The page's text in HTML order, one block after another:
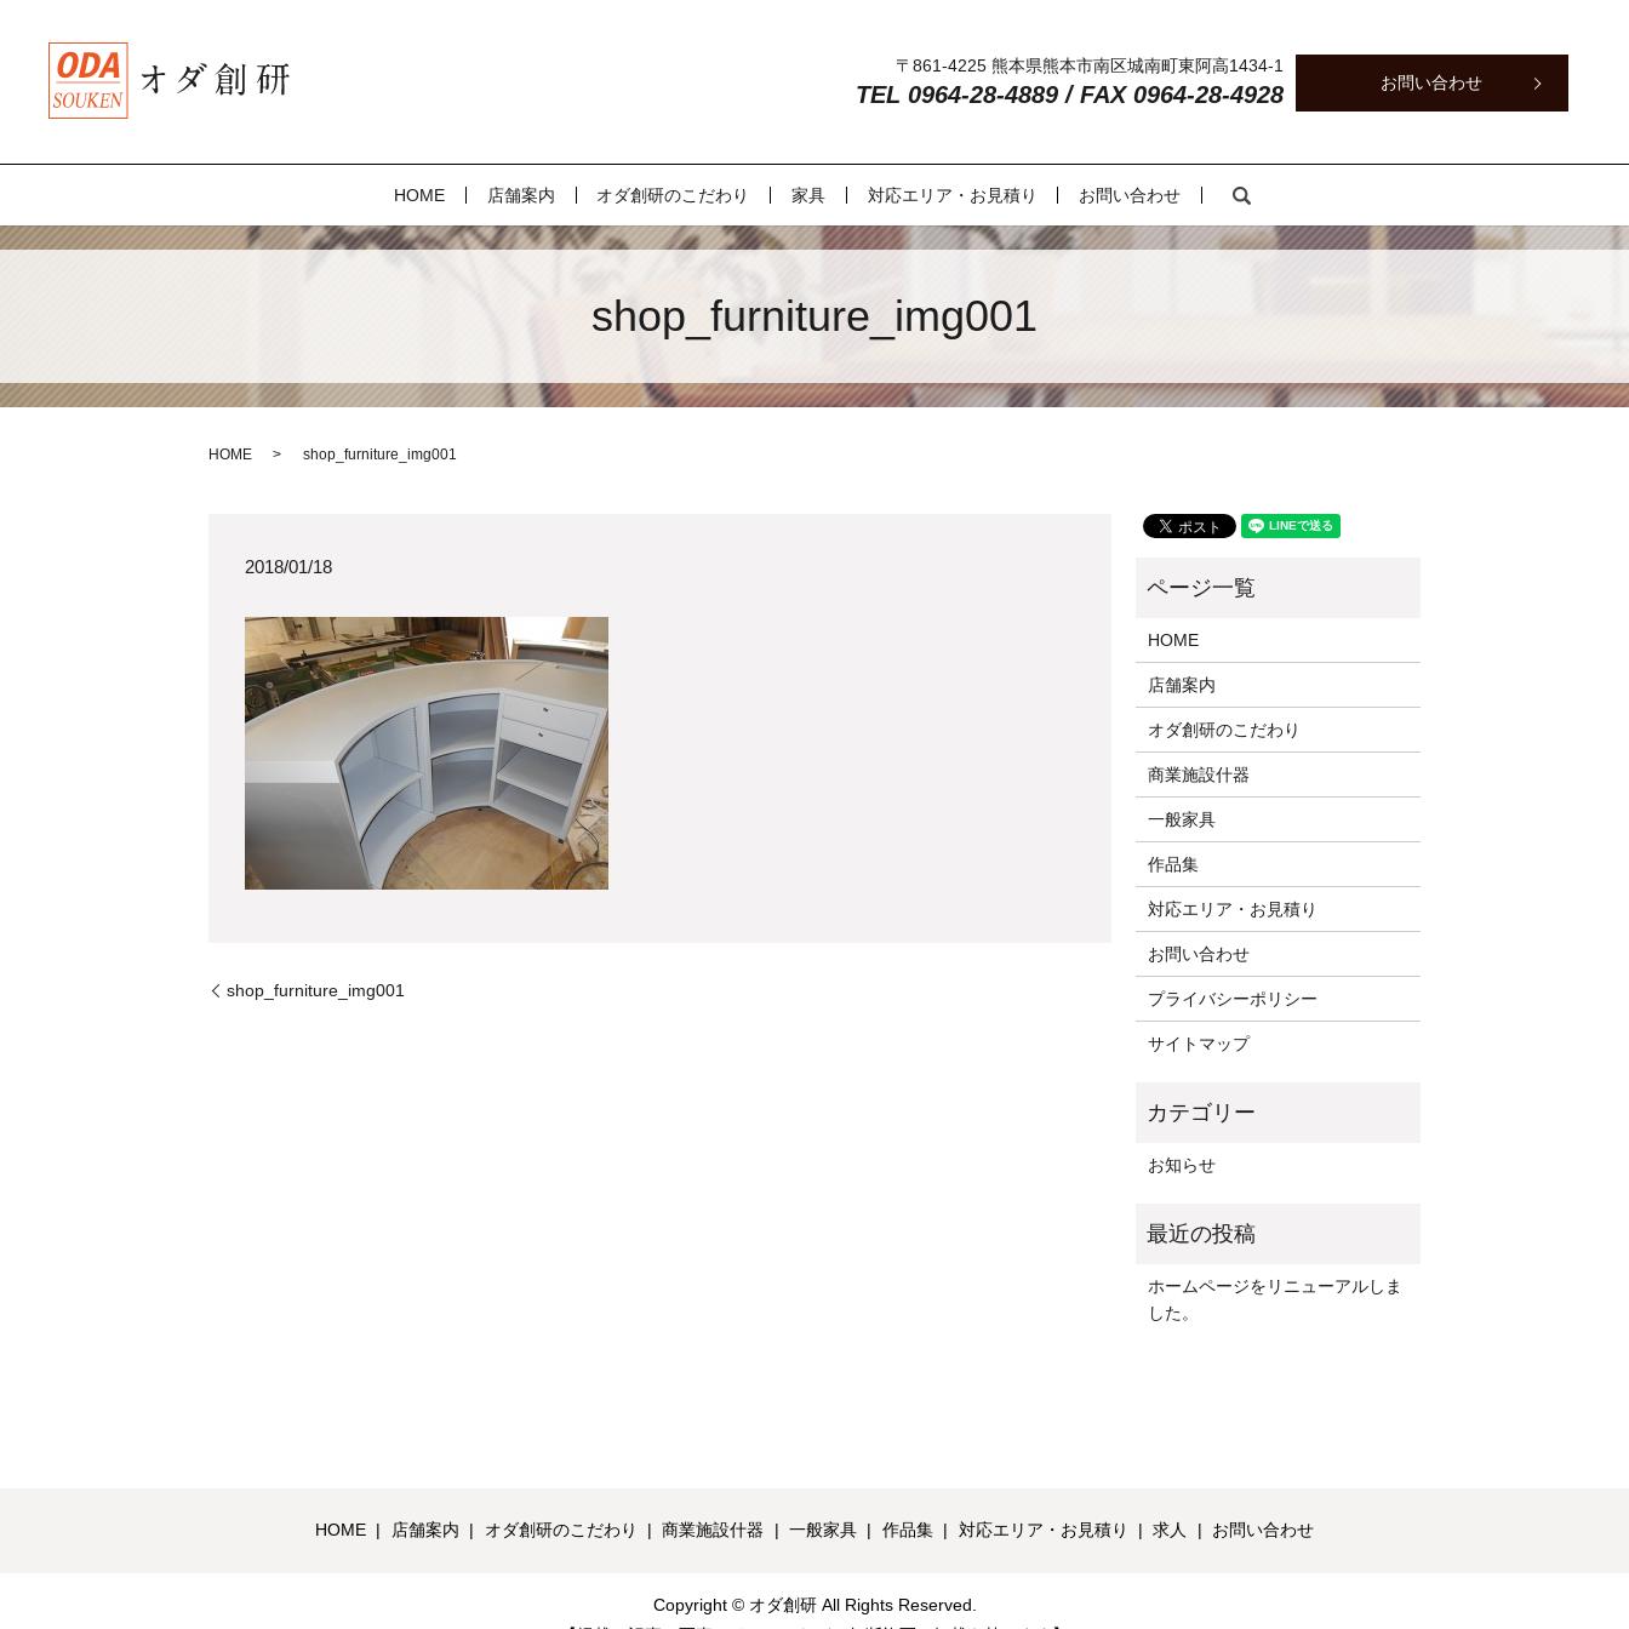
〒861-4225 熊本県熊本市南区城南町東阿高1434-1
TEL 0964-28-4889 / FAX 0964-28-4928 お問い合わせ
HOME 店舗案内 オダ創研のこだわり 家具 対応エリア・お見積り お問い合わせ
shop_furniture_img001
HOME shop_furniture_img001
2018/01/18
shop_furniture_img001
HOME
店舗案内
オダ創研のこだわり
商業施設什器
一般家具
作品集
対応エリア・お見積り
お問い合わせ
プライバシーポリシー
サイトマップ
お知らせ
ホームページをリニューアルしま
した。
HOME 店舗案内 オダ創研のこだわり 商業施設什器 一般家具 作品集 対応エリア・お見積り 求人 お問い合わせ
Copyright © オダ創研 All Rights Reserved.